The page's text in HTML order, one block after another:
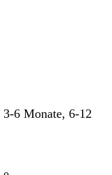
6 Monate, 6-12